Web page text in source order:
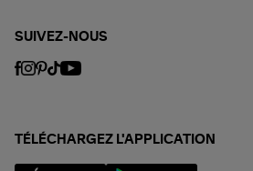
SUIVEZ-NOUS
TÉLÉCHARGEZ L'APPLICATION